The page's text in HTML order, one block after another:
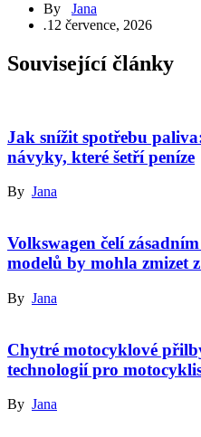
By Jana
.12 července, 2026
Související články
Jak snížit spotřebu
návyky, které šetří peníze
By Jana
Volkswagen čelí
modelů by mohla zmizet
By Jana
Chytré motocyklové
technologií pro
By Jana